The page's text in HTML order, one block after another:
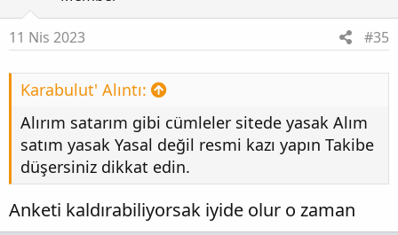
l
e
r
:
11 Nis 2023 #35
Karabulut' Alıntı:
Alırım satarım gibi cümleler sitede yasak Alım
satım yasak Yasal değil resmi kazı yapın Takibe
düşersiniz dikkat edin.
Anketi kaldırabiliyorsak iyide olur o zaman